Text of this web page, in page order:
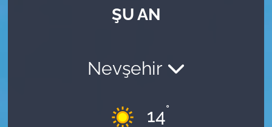
ŞU AN
Nevşehir
14°
Sağlık Personeli Alımı
Son Dakika Haberleri